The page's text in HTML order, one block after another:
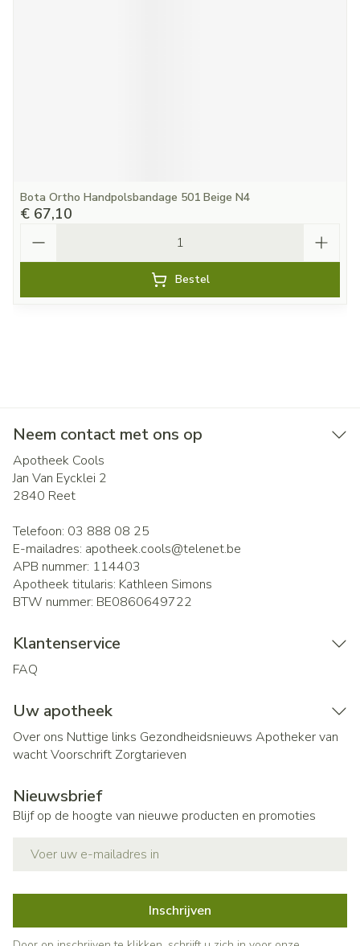
Bota Ortho Handpolsbandage 501 Beige N4
€ 67,10
Bestel
Neem contact met ons op
Apotheek Cools
Jan Van Eycklei 2
2840 Reet
Telefoon: 03 888 08 25
E-mailadres: apotheek.cools@telenet.be
APB nummer: 114403
Apotheek titularis: Kathleen Simons
BTW nummer: BE0860649722
Klantenservice
FAQ
Uw apotheek
Over ons Nuttige links Gezondheidsnieuws Apotheker van
wachtVoorschrift Zorgtarieven
Nieuwsbrief
Blijf op de hoogte van nieuwe producten en promoties
Inschrijven